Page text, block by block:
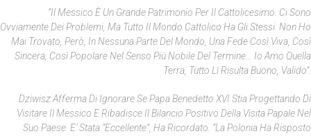
“Il Messico È Un Grande Patrimonio Per Il Cattolicesimo. Ci Sono
Ovviamente Dei Problemi, Ma Tutto Il Mondo Cattolico Ha Gli Stessi. Non Ho
Mai Trovato, Però, In Nessuna Parte Del Mondo, Una Fede Così Viva, Così
Sincera, Così Popolare Nel Senso Più Nobile Del Termine… Io Amo Quella
Terra, Tutto Lì Risulta Buono, Valido”.
Dziwisz Afferma Di Ignorare Se Papa Benedetto XVI Stia Progettando Di
Visitare Il Messico E Ribadisce Il Bilancio Positivo Della Visita Papale Nel
Suo Paese. E’ Stata “eccellente”, Ha Ricordato. “La Polonia Ha Risposto